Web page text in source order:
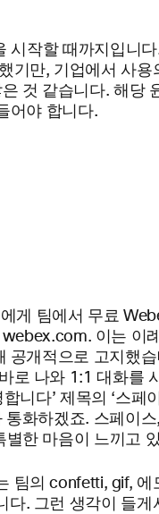
시작할 때까지입니
기만, 기업에서 사용
은 것 같습니다. 해당
어야 합니다.
게 팀에서 무료
webex.com. 이는 이
공개적으로 고지했
로 나와 1:1 대화를
니다’ 제목의 ‘스페
통화하겠죠. 스페이
한 마음이 느끼고
팀의confetti, gif, 에
다. 그런 생각이 들게